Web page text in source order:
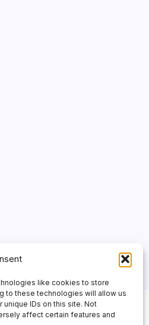
like cookies to store
to these technologies will allow us
IDs on this site. Not
affect certain features and